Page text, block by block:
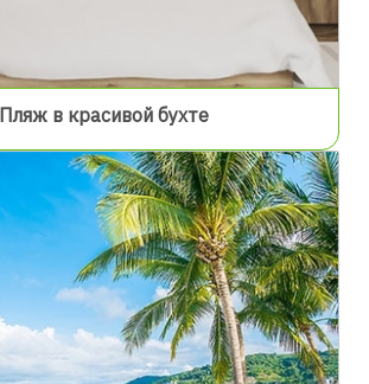
Пляж в красивой бухте